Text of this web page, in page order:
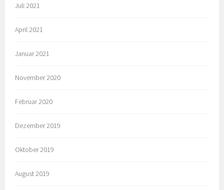
Juli 2021
April 2021
Januar 2021
November 2020
Februar 2020
Dezember 2019
Oktober 2019
August 2019